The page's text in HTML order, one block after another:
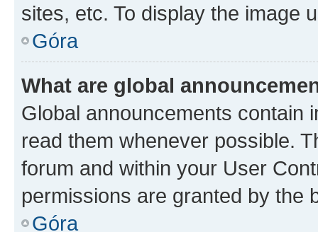
sites, etc. To display the image
Góra
What are global
Global announcements contain
read them whenever possible.
forum and within your User
permissions are granted by the
Góra